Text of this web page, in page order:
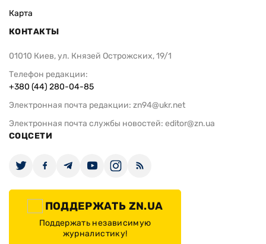
Карта
КОНТАКТЫ
01010 Киев, ул. Князей Острожских, 19/1
Телефон редакции:
+380 (44) 280-04-85
Электронная почта редакции: zn94@ukr.net
Электронная почта службы новостей: editor@zn.ua
СОЦСЕТИ
ПОДДЕРЖАТЬ ZN.UA
Поддержать независимую
журналистику!